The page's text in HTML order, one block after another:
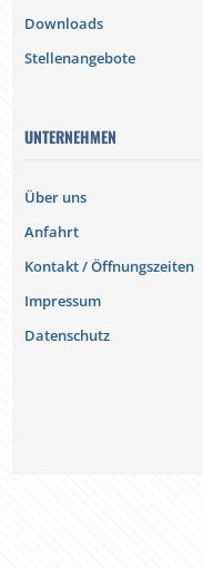
Downloads
Stellenangebote
UNTERNEHMEN
Über uns
Anfahrt
Kontakt / Öffnungszeiten
Impressum
Datenschutz